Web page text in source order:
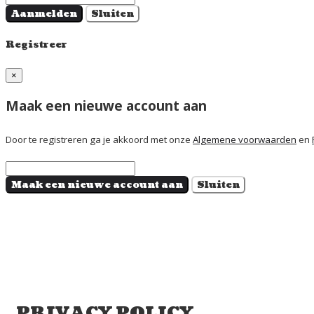
Aanmelden Sluiten
Registreer
×
Maak een nieuwe account aan
Door te registreren ga je akkoord met onze Algemene voorwaarden en
Maak een nieuwe account aan Sluiten